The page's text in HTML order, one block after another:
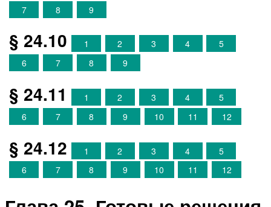
7
8 9
§ 24.10 1 2 3 4
5
6
7 8 9
§ 24.11 1 2 3 4
5
6
7 8 9 10 11 12
§ 24.12 1 2 3 4
5
6
7 8 9 10 11 12